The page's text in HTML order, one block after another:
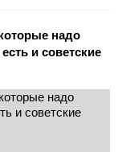
надо
и советские